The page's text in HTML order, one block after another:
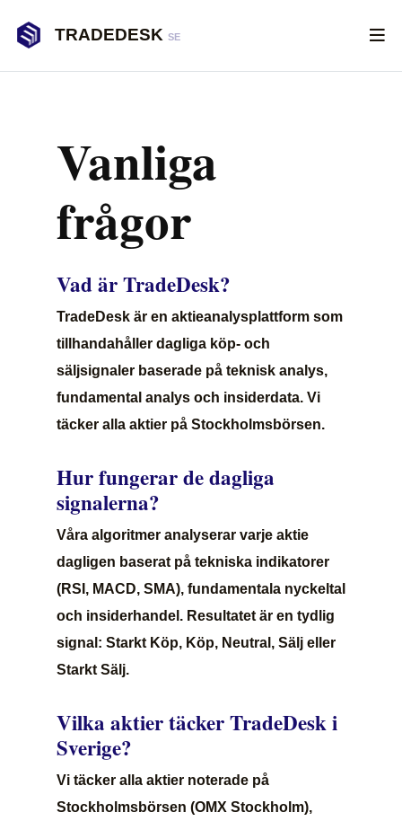
TRADEDESK SE
Vanliga
frågor
Vad är TradeDesk?
TradeDesk är en aktieanalysplattform som
tillhandahåller dagliga köp- och
säljsignaler baserade på teknisk analys,
fundamental analys och insiderdata. Vi
täcker alla aktier på Stockholmsbörsen.
Hur fungerar de dagliga
signalerna?
Våra algoritmer analyserar varje aktie
dagligen baserat på tekniska indikatorer
(RSI, MACD, SMA), fundamentala nyckeltal
och insiderhandel. Resultatet är en tydlig
signal: Starkt Köp, Köp, Neutral, Sälj eller
Starkt Sälj.
Vilka aktier täcker TradeDesk i
Sverige?
Vi täcker alla aktier noterade på
Stockholmsbörsen (OMX Stockholm),